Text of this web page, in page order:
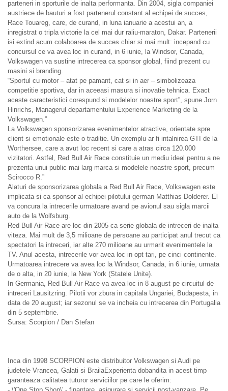
parteneri in sporturile de inalta performanta. Din 2004, sigla companiei
austriece de bauturi a fost partenerul constant al echipei de succes,
Race Touareg, care, de curand, in luna ianuarie a acestui an, a
inregistrat o tripla victorie la cel mai dur raliu-maraton, Dakar. Partenerii
isi extind acum colaboarea de succes chiar si mai mult: incepand cu
concursul ce va avea loc in curand, in 6 iunie, la Windsor, Canada,
Volkswagen va sustine intrecerea ca sponsor global, fiind prezent cu
masini si branding.
“Sportul cu motor – atat pe pamant, cat si in aer – simbolizeaza
competitie sportiva, dar in aceeasi masura si inovatie tehnica. Exact
aceste caracteristici corespund si modelelor noastre sport”, spune Jorn
Hinrichs, Managerul departamentului Experience Marketing de la
Volkswagen.”
La Volkswagen sponsorizarea evenimentelor atractive, orientate spre
client si emotionale este o traditie. Un exemplu ar fi intalnirea GTI de la
Worthersee, care a avut loc recent si care a atras circa 120.000
vizitatori. Astfel, Red Bull Air Race constituie un mediu ideal pentru a ne
prezenta unui public mai larg marca si modelele noastre sport, precum
Scirocco R.”
Alaturi de sponsorizarea globala a Red Bull Air Race, Volkswagen este
implicata si ca sponsor al echipei pilotului german Matthias Dolderer. El
va concura la intrecerile urmatoare avand pe avionul sau sigla marcii
auto de la Wolfsburg.
Red Bull Air Race are loc din 2005 ca serie globala de intreceri de inalta
viteza. Mai mult de 3,5 milioane de persoane au participat anul trecut ca
spectatori la intreceri, iar alte 270 milioane au urmarit evenimentele la
TV. Anul acesta, intrecerile vor avea loc in opt tari, pe cinci continente.
Urmatoarea intrecere va avea loc la Windsor, Canada, in 6 iunie, urmata
de o alta, in 20 iunie, la New York (Statele Unite).
In Germania, Red Bull Air Race va avea loc in 8 august pe circuitul de
intreceri Lausitzring. Pilotii vor zbura in capitala Ungariei, Budapesta, in
data de 20 august; iar sezonul se va incheia cu intrecerea din Portugalia
din 5 septembrie.
Sursa: Scorpion / Dan Stefan
Inca din 1998 SCORPION este distribuitor Volkswagen si Audi pe
judetele Vrancea, Galati si BrailaExperienta dobandita in acest timp
garanteaza calitatea tuturor serviciilor pe care le oferim: